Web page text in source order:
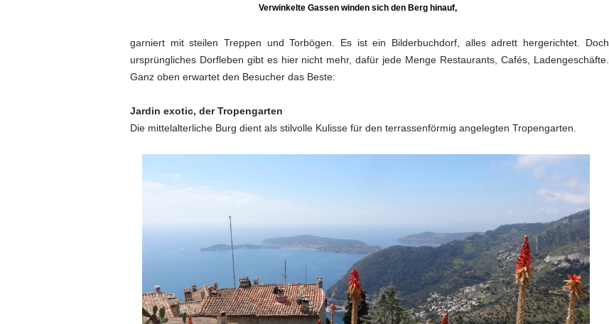
Verwinkelte Gassen winden sich den Berg hinauf,
garniert mit steilen Treppen und Torbögen. Es ist ein Bilderbuchdorf, alles adrett hergerichtet. Doch
ursprüngliches Dorfleben gibt es hier nicht mehr, dafür jede Menge Restaurants, Cafés, Ladengeschäfte.
Ganz oben erwartet den Besucher das Beste:
Jardin exotic, der Tropengarten
Die mittelalterliche Burg dient als stilvolle Kulisse für den terrassenförmig angelegten Tropengarten.